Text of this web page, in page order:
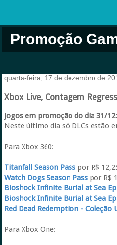
Promoção
quarta-feira, 17 de dezembro de
Xbox Live, Contagem
Jogos em promoção do dia 31/12:
Neste último dia só DLCs estão
Para Xbox 360:
Titanfall Season Passpor R$
Watch Dogs Season Passpor R$
Bioshock Infinite Burial at Sea
Bioshock Infinite Burial at Sea
Red Dead Redemption - Coleção
Para Xbox One: